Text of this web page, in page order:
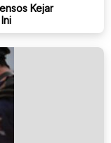
Kejar